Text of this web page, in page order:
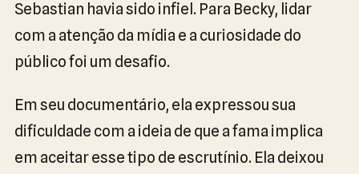
Sebastian havia sido infiel. Para Becky, lidar
com a atenção da mídia e a curiosidade do
público foi um desafio.
Em seu documentário, ela expressou sua
dificuldade com a ideia de que a fama implica
em aceitar esse tipo de escrutínio. Ela deixou